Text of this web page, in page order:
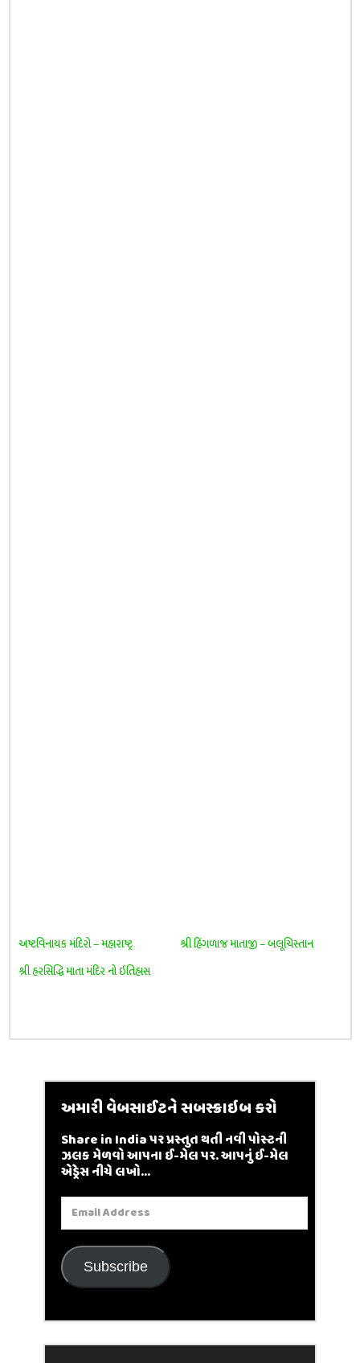
અષ્ટવિનાયક મંદિરો – મહારાષ્ટ્ર
શ્રી હિંગળાજ માતાજી – બલૂચિસ્તાન
શ્રી હરસિદ્ધિ માતા મંદિર નો ઇતિહાસ
અમારી વેબસાઈટને સબસ્ક્રાઇબ કરો
Share in India પર પ્રસ્તુત થતી નવી પોસ્ટની
ઝલક મેળવો આપના ઈ-મેલ પર. આપનું ઈ-મેલ
એડ્રેસ નીચે લખો...
Email
Address
Subscribe